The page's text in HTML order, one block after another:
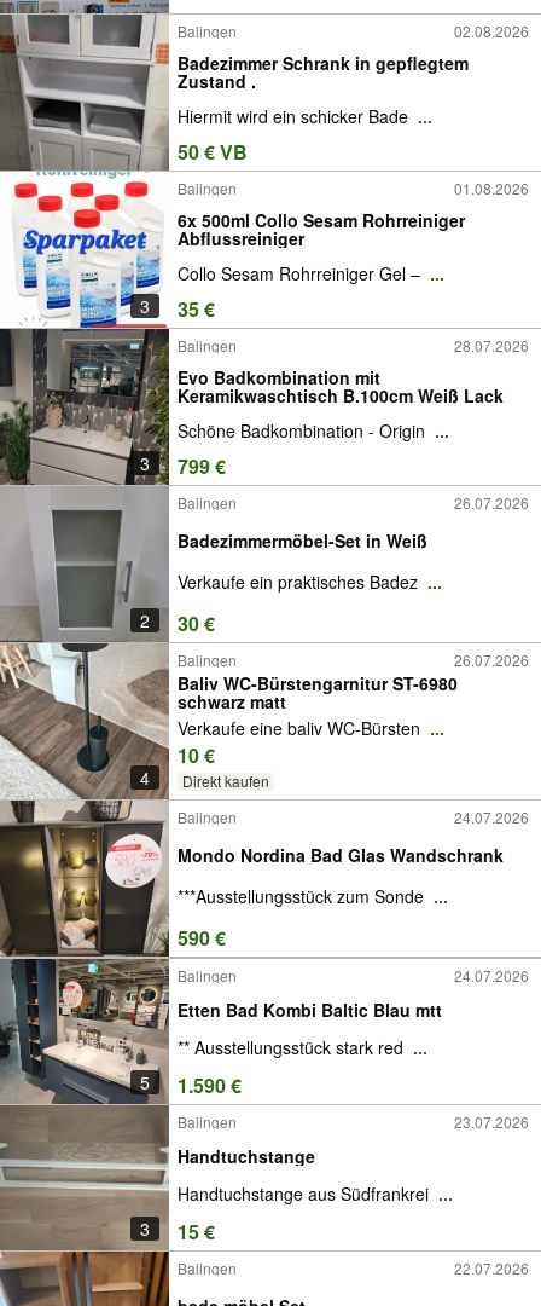
Balingen 02.08.2026
Badezimmer Schrank in gepflegtem
Zustand .
Hiermit wird ein schicker Bade ...
50 € VB
3
Balingen 01.08.2026
6x 500ml Collo Sesam Rohrreiniger
Abflussreiniger
Collo Sesam Rohrreiniger Gel – ...
35 €
3
Balingen 28.07.2026
Evo Badkombination mit
Keramikwaschtisch B.100cm Weiß Lack
Schöne Badkombination - Origin ...
799 €
2
Balingen 26.07.2026
Badezimmermöbel-Set in Weiß
Verkaufe ein praktisches Badez ...
30 €
4
Balingen 26.07.2026
Baliv WC-Bürstengarnitur ST-6980
schwarz matt
Verkaufe eine baliv WC-Bürsten ...
10 €
Direkt kaufen
Balingen
24.07.2026
Mondo Nordina Bad Glas Wandschrank
***Ausstellungsstück zum Sonde ...
590 €
5
Balingen 24.07.2026
Etten Bad Kombi Baltic Blau mtt
** Ausstellungsstück stark red ...
1.590 €
3
Balingen 23.07.2026
Handtuchstange
Handtuchstange aus Südfrankrei ...
15 €
Balingen 22.07.2026